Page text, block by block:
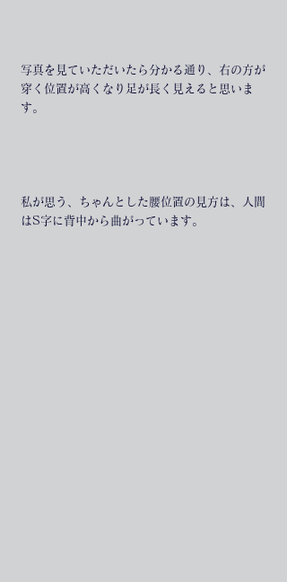
写真を見ていただいたら分かる通り、右の方が
穿く位置が高くなり足が長く見えると思いま
す。
私が思う、ちゃんとした腰位置の見方は、人間
はS字に背中から曲がっています。